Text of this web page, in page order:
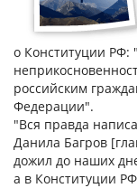
о Конституции
российским
Федерации".
"Вся правда
Данила Багров
дожил до наших
а в Конституции